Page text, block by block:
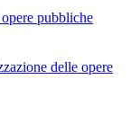
pubbliche
delle opere